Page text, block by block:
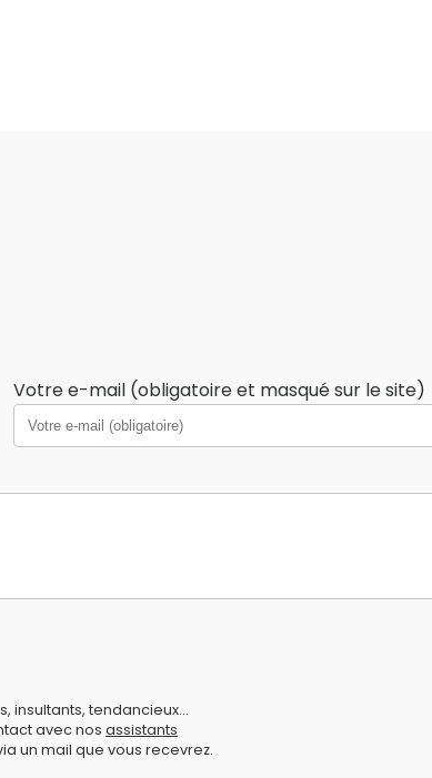
Votre e-mail (obligatoire et masqué sur le site)
insultants, tendancieux...
avec nos assistants
un mail que vous recevrez.